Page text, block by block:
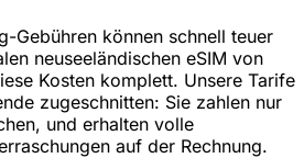
Gebühren können schnell teuer
neuseeländischen eSIM von
Kosten komplett. Unsere Tarife
zugeschnitten: Sie zahlen nur
und erhalten volle
auf der Rechnung.